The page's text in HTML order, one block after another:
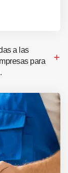
a las
para